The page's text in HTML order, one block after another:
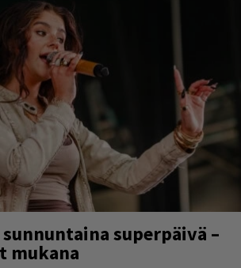
superpäivä –
mukana